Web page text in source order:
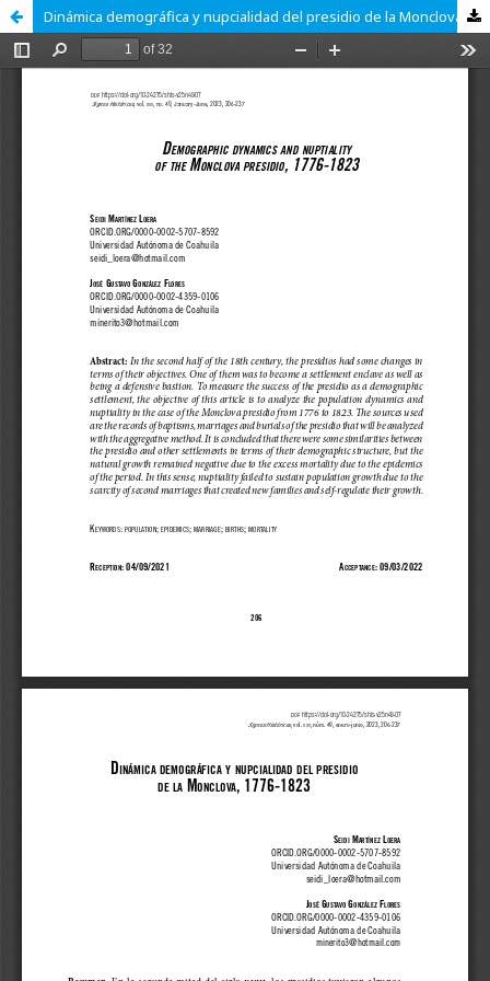
Dinámica demográfica y nupcialidad del presidio de la Monclova, 1776-1823